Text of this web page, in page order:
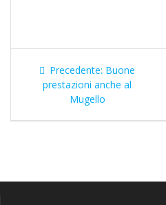
Navigazione
articoli
Precedente: Articolo
precedente:
Buone
prestazioni anche al
Mugello